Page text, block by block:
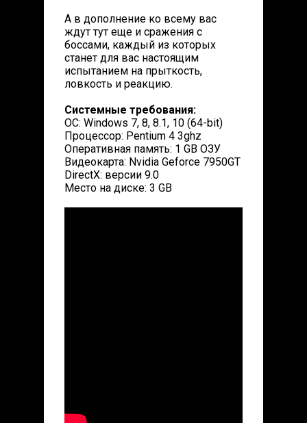
А в дополнение ко всему вас
ждут тут еще и сражения с
боссами, каждый из которых
станет для вас настоящим
испытанием на прыткость,
ловкость и реакцию.
Системные требования:
ОС: Windows 7, 8, 8.1, 10 (64-bit)
Процессор: Pentium 4 3ghz
Оперативная память: 1 GB ОЗУ
Видеокарта: Nvidia Geforce 7950GT
DirectX: версии 9.0
Место на диске: 3 GB